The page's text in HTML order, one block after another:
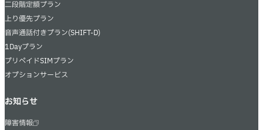
二段階定額プラン
上り優先プラン
音声通話付きプラン(SHIFT-D)
1Dayプラン
プリペイドSIMプラン
オプションサービス
お知らせ
障害情報